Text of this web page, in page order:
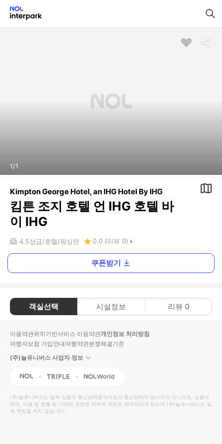
1/1
Kimpton George Hotel, an IHG Hotel By IHG
킴튼 조지 호텔 언 IHG 호텔 바
이 IHG
4.5성급 호텔 워싱턴 0.0 (리뷰 0)
쿠폰받기
객실선택 시설정보 리뷰 0
이용약관위치기반서비스 이용약관개인정보 처리방침
여행자보험 가입안내여행약관분쟁해결기준
(주)놀유니버스 사업자 정보
NOL Triple Interpark Global
(주)놀유니버스는 일부 상품의 통신판매중개자로서 통신판매의 당사자가 아니므로, 상품의
예약, 이용 및 환불 등 거래와 관련된 의무와 책임은 판매자에게 있으며 (주)놀유니버스는 일
체 책임을 지지 않습니다.